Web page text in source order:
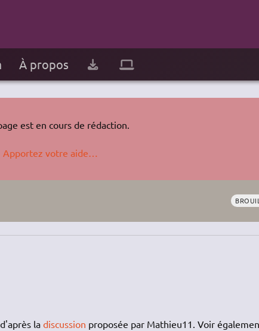
À propos
est en cours de rédaction.
Apportez votre aide…
ladiscussion proposée par Mathieu11. Voir